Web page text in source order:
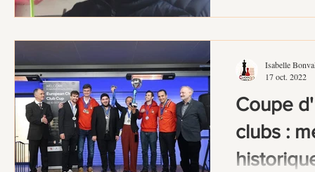
Maître...
Coupe
clubs :
Isabelle
17 oct. 2022